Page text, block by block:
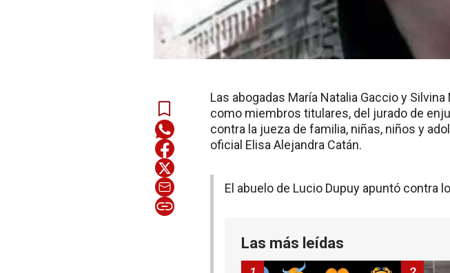
Las abogadas María Natalia Gaccio y
como miembros titulares, del jurado de
contra la jueza de familia, niñas, niños y
oficial Elisa Alejandra Catán.
El abuelo de Lucio Dupuy apuntó contra
Las más leídas